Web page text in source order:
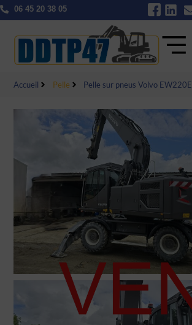
06 45 20 38 05
Accueil Pelle Pelle sur pneus Volvo EW220E